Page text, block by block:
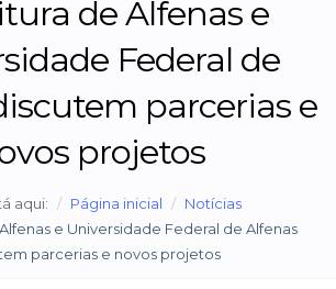
de Alfenas e
Federal de
parcerias e
projetos
aqui: Página inicial
Notícias
e Universidade Federal de Alfenas
parcerias e novos projetos